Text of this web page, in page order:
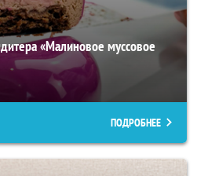
«Малиновое муссовое
ПОДРОБНЕЕ